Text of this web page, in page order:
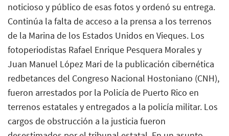
noticioso y público de esas fotos y ordenó su entrega.
Continúa la falta de acceso a la prensa a los terrenos
de la Marina de los Estados Unidos en Vieques. Los
fotoperiodistas Rafael Enrique Pesquera Morales y
Juan Manuel López Mari de la publicación cibernética
redbetances del Congreso Nacional Hostoniano (CNH),
fueron arrestados por la Policía de Puerto Rico en
terrenos estatales y entregados a la policía militar. Los
cargos de obstrucción a la justicia fueron